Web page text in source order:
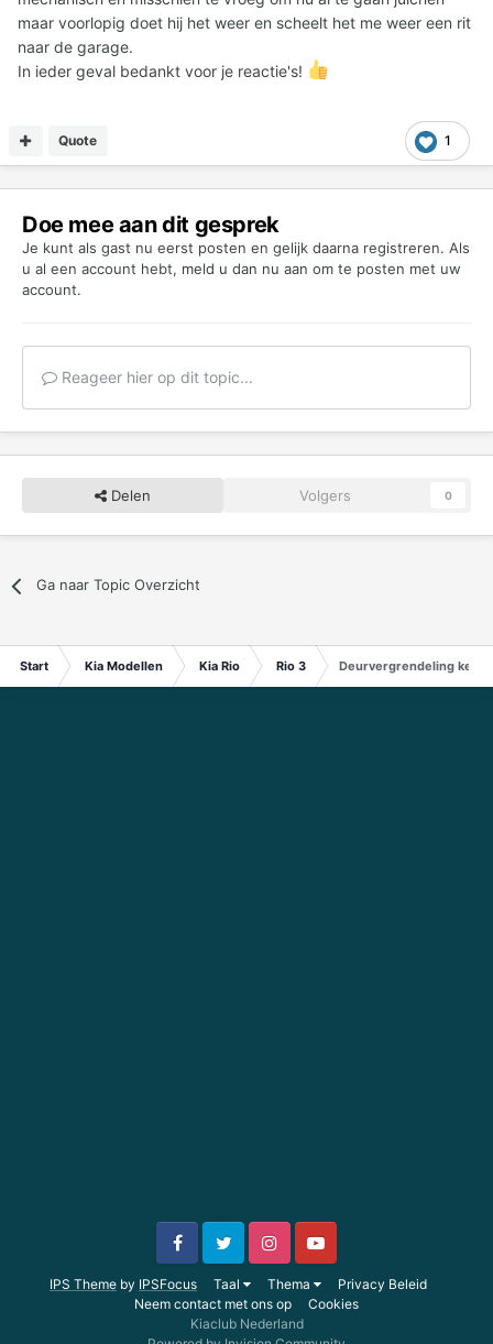
maar voorlopig doet hij het weer en scheelt het me weer een rit
naar de garage.
In ieder geval bedankt voor je reactie's!
1
Quote
Doe mee aan dit gesprek
Je kunt als gast nu eerst posten en gelijk daarna registreren. Als
u al een account hebt, meld u dan nu aan om te posten met uw
account.
Reageer hier op dit topic...
Delen Volgers 0
Ga naar Topic Overzicht
Start Kia Modellen Kia Rio Rio 3 Deurvergrendeling
IPS Theme by IPSFocus Taal Thema
Privacy Beleid
Neem contact met ons op
Cookies
Kiaclub Nederland